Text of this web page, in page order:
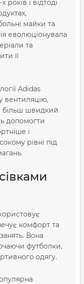
років і відтоді
майки та
еволюціонувала
та
її
Adidas
вентиляцію,
більш швидкий
допомогти
і
рівні під
комфорт та
Вона
футболки,
одягу.